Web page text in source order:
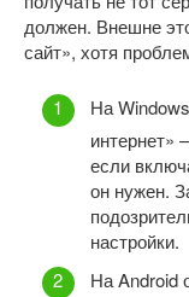
должен. Внешне
сайт», хотя
На
интернет»
если
он нужен.
настройки.
На Android